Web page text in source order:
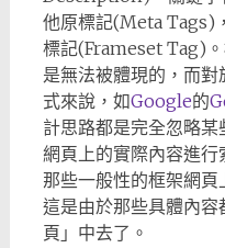
他原標記(Meta Tags)
標記(Frameset Tag)
是無法被體現的，而
式來說，如Google的
計思路都是完全忽略
網頁上的實際內容進行
那些一般性的框架網頁
這是由於那些具體內
頁」中去了。